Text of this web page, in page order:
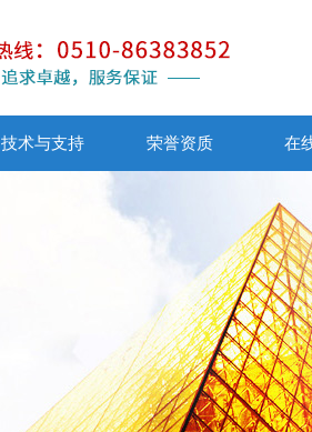
技术与支持 荣誉资质 在